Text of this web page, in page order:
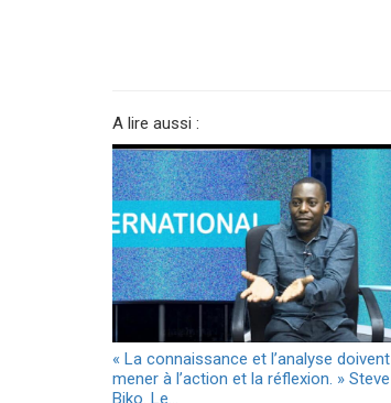
A lire aussi :
« La connaissance et l’analyse doivent
mener à l’action et la réflexion. » Steve
Biko. Le…